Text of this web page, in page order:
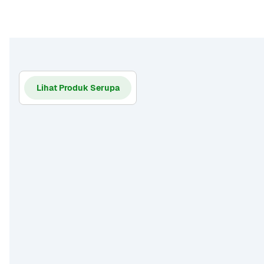
Lihat Produk Serupa